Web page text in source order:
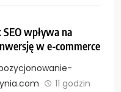
SEO wpływa na
w e-commerce
11 godzin